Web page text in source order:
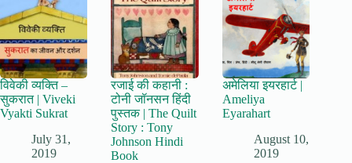
विवेकी व्यक्ति –
सुकरात | Viveki
Vyakti Sukrat
July 31,
2019
रजाई की कहानी :
टोनी जॉनसन हिंदी
पुस्तक | The Quilt
Story : Tony
Johnson Hindi
Book
अमेलिया इयरहार्ट |
Ameliya
Eyarahart
August 10,
2019